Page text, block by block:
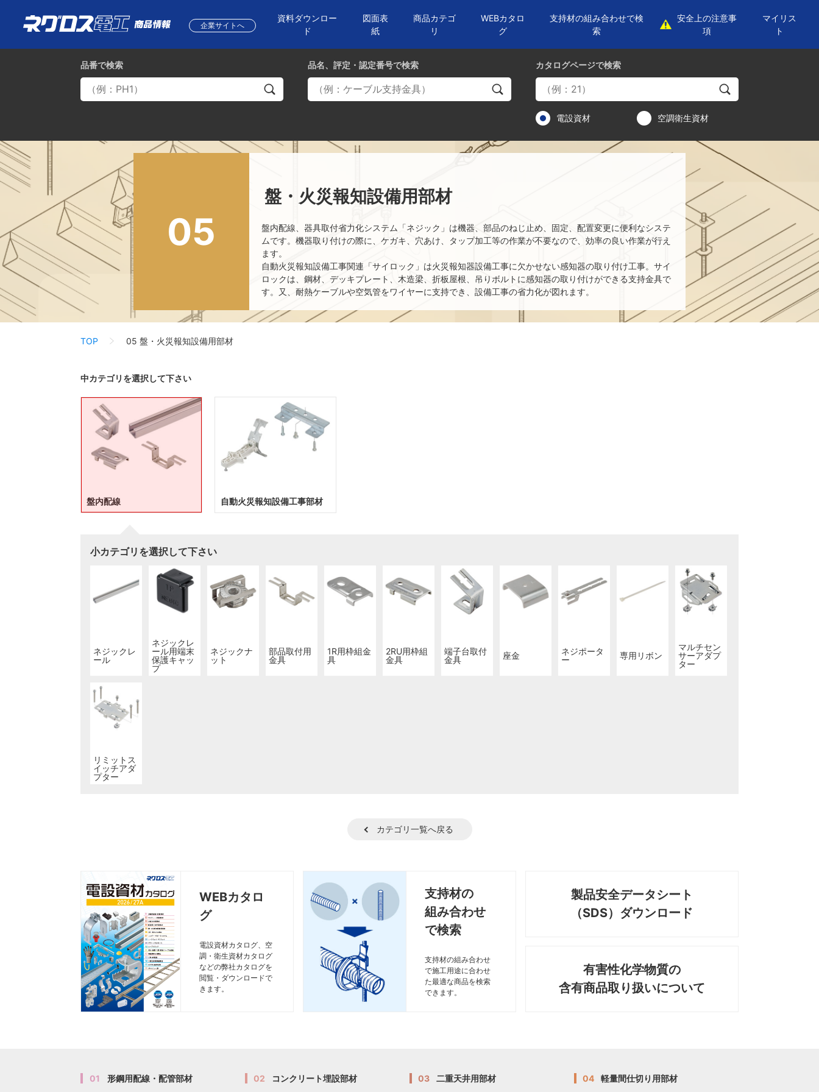
企業サイトへ
資料ダウンロー
ド
図面表
紙
商品カテゴ
リ
WEBカタロ
グ
支持材の組み合わせで検
索
安全上の注意事
項
マイリス
ト
品番で検索 カタログページで検索
電設資材 空調衛生資材
品名、評定・認定番号で検索
05
盤・火災報知設備用部材
盤内配線、器具取付省力化システム「ネジック」は機器、部品のねじ止め、固定、配置変更に便利なシステ
ムです。機器取り付けの際に、ケガキ、穴あけ、タップ加工等の作業が不要なので、効率の良い作業が行え
ます。
自動火災報知設備工事関連「サイロック」は火災報知器設備工事に欠かせない感知器の取り付け工事。サイ
ロックは、鋼材、デッキプレート、木造梁、折板屋根、吊りボルトに感知器の取り付けができる支持金具で
す。又、耐熱ケーブルや空気管をワイヤーに支持でき、設備工事の省力化が図れます。
TOP 05 盤・火災報知設備用部材
中カテゴリを選択して下さい
盤内配線
小カテゴリを選択して下さい
ネジックレ
ール
ネジックレ
ール用端末
保護キャッ
プ
ネジックナ
ット
部品取付用
金具
1R用枠組金
具
2RU用枠組
金具
端子台取付
金具
座金
ネジポータ
ー
専用リボン
マルチセン
サーアダプ
ター
リミットス
イッチアダ
プター
自動火災報知設備工事部材
カテゴリ一覧へ戻る
WEBカタロ
グ
電設資材カタログ、空
調・衛生資材カタログ
などの弊社カタログを
閲覧・ダウンロードで
きます。
支持材の
組み合わせ
で検索
支持材の組み合わせ
で施工用途に合わせ
た最適な商品を検索
できます。
製品安全データシート
（SDS）ダウンロード
有害性化学物質の
含有商品取り扱いについて
01 形鋼用配線・配管部材 02 コンクリート埋設部材 03 二重天井用部材 04 軽量間仕切り用部材